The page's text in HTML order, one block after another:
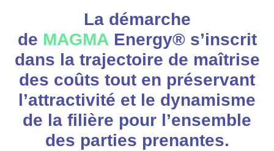
La démarche
de MAGMA Energy® s’inscrit
dans la trajectoire de maîtrise
des coûts tout en préservant
l’attractivité et le dynamisme
de la filière pour l’ensemble
des parties prenantes.